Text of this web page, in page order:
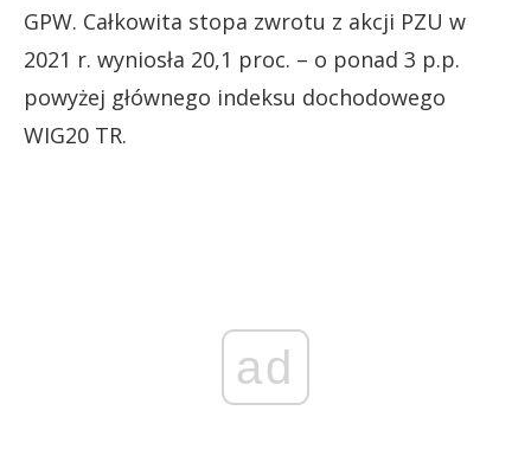
GPW. Całkowita stopa zwrotu z akcji PZU w
2021 r. wyniosła 20,1 proc. – o ponad 3 p.p.
powyżej głównego indeksu dochodowego
WIG20 TR.
ad